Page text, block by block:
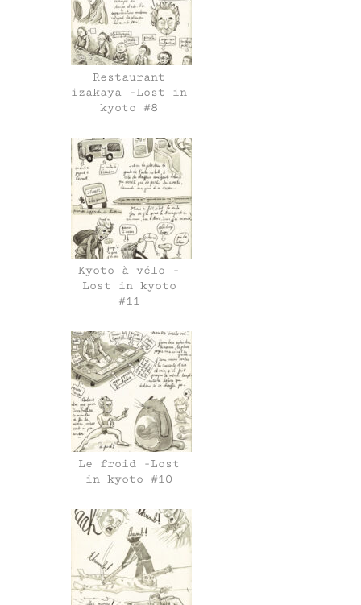
Restaurant
izakaya -Lost in
kyoto #8
Kyoto à vélo -
Lost in kyoto
#11
Le froid -Lost
in kyoto #10